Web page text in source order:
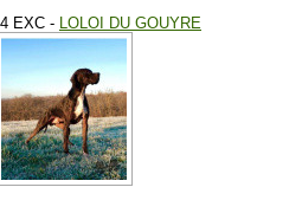
4 EXC - LOLOI DU GOUYRE